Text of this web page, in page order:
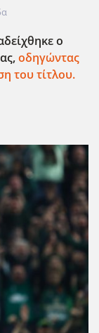
ο
οδηγώντας
του τίτλου.